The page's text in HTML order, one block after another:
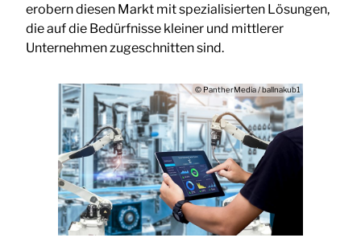
erobern diesen Markt mit spezialisierten Lösungen,
die auf die Bedürfnisse kleiner und mittlerer
Unternehmen zugeschnitten sind.
© PantherMedia / ballnakub1